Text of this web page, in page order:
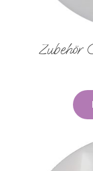
Zubehör